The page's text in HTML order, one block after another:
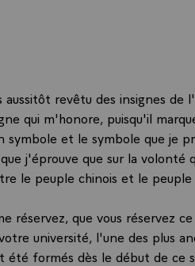
revêtu des insignes de
qui m'honore, puisqu'il
symbole et le symbole que je
j'éprouve que sur la volonté
le peuple chinois et le peuple
réservez, que vous réservez
université, l'une des plus
été formés dès le début de ce